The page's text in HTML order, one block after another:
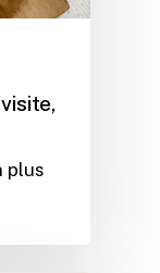
plus